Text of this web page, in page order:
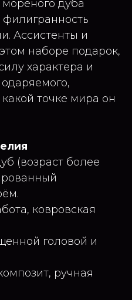
дуба
филигранность
Ассистенты и
наборе подарок,
характера и
точке мира он
(возраст более
ковровская
головой и
ручная